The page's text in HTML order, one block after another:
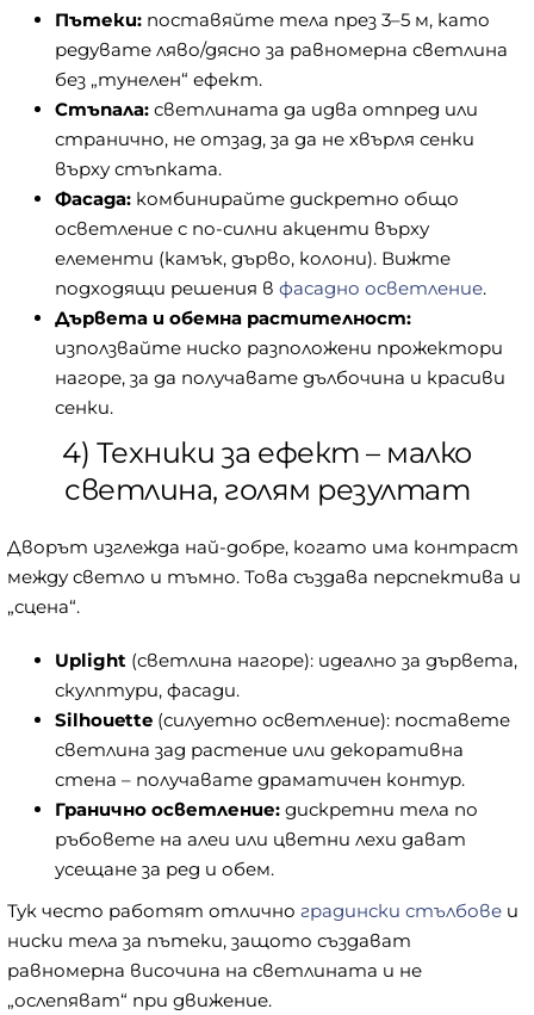
Пътеки: поставяйте тела през 3–5 м, като
редувате ляво/дясно за равномерна светлина
без „тунелен“ ефект.
Стъпала: светлината да идва отпред или
странично, не отзад, за да не хвърля сенки
върху стъпката.
Фасада: комбинирайте дискретно общо
осветление с по-силни акценти върху
елементи (камък, дърво, колони). Вижте
подходящи решения в фасадно осветление.
Дървета и обемна растителност:
използвайте ниско разположени прожектори
нагоре, за да получавате дълбочина и красиви
сенки.
4) Техники за ефект – малко
светлина, голям резултат
Дворът изглежда най-добре, когато има контраст
между светло и тъмно. Това създава перспектива и
„сцена“.
Uplight (светлина нагоре): идеално за дървета,
скулптури, фасади.
Silhouette (силуетно осветление): поставете
светлина зад растение или декоративна
стена – получавате драматичен контур.
Гранично осветление: дискретни тела по
ръбовете на алеи или цветни лехи дават
усещане за ред и обем.
Тук често работят отлично градински стълбове и
ниски тела за пътеки, защото създават
равномерна височина на светлината и не
„ослепяват“ при движение.